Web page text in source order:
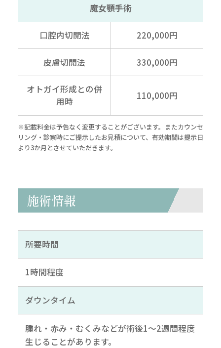
魔女顎手術
口腔内切開法 220,000円
皮膚切開法 330,000円
オトガイ形成との併
用時
110,000円
※記載料金は予告なく変更することがございます。またカウンセ
リング・診察時にご提示したお見積について、有効期間は提示日
より3か月とさせていただきます。
施術情報
所要時間
1時間程度
ダウンタイム
腫れ・赤み・むくみなどが術後1～2週間程度
生じることがあります。